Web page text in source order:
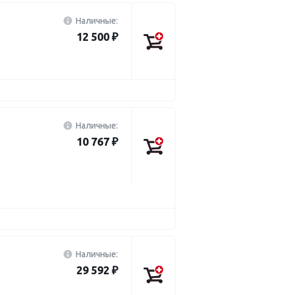
Наличные:
12 500 ₽
Наличные:
10 767 ₽
Наличные:
29 592 ₽